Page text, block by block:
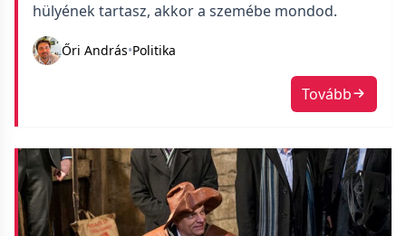
hülyének tartasz, akkor a szemébe mondod.
Őri András•Politika
Tovább